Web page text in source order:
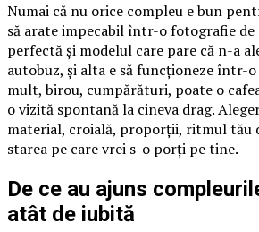
Numai că nu orice compleu e bun
să arate impecabil într-o fotografie
perfectă și modelul care pare că n-a
autobuz, și alta e să funcționeze într-
mult, birou, cumpărături, poate o
o vizită spontană la cineva drag.
material, croială, proporții, ritmul tău
starea pe care vrei s-o porți pe tine.
De ce au ajuns
atât de iubită